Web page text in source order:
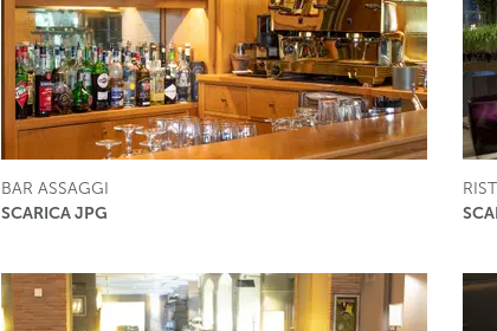
BAR ASSAGGI
SCARICA JPG